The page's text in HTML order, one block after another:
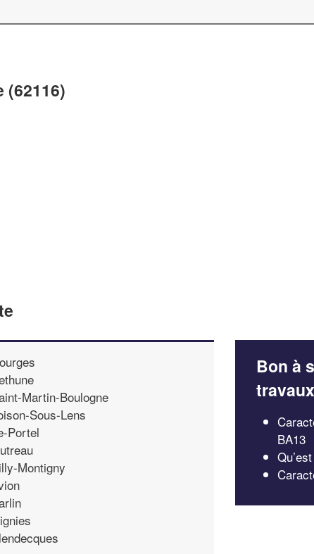
(62116)
Martin-Boulogne
Sous-Lens
Portel
Montigny
Bon à
travaux
BA13